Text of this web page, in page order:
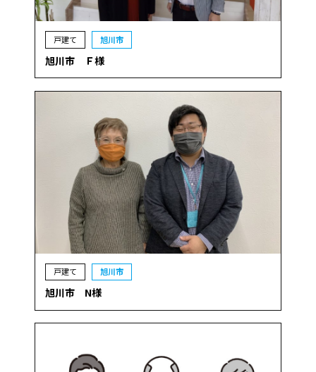
戸建て 旭川市
旭川市 Ｆ様
戸建て 旭川市
旭川市 N様